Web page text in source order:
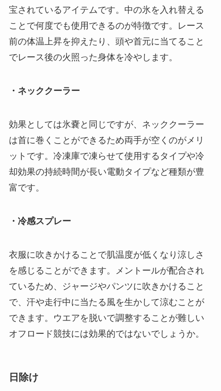
宝されているアイテムです。中の氷を入れ替える
ことで何度でも使用できるのが特徴です。レース
前の体温上昇を抑えたり、頭や首元に当てること
でレース後の火照った身体を冷やします。
・ネッククーラー
効果としては氷嚢と同じですが、ネッククーラー
は首に巻くことができるため両手が空くのがメリ
ットです。冷凍庫で凍らせて使用するタイプや冷
却効果の持続時間が長い電動タイプなど種類が豊
富です。
・冷感スプレー
衣服に吹きかけることで肌温度が低くなり涼しさ
を感じることができます。メントールが配合され
ているため、ジャージやパンツに吹きかけること
で、汗や走行中に当たる風を生かして涼むことが
できます。ウエアを脱いで調整することが難しい
オフロード競技には効果的ではないでしょうか。
日除け